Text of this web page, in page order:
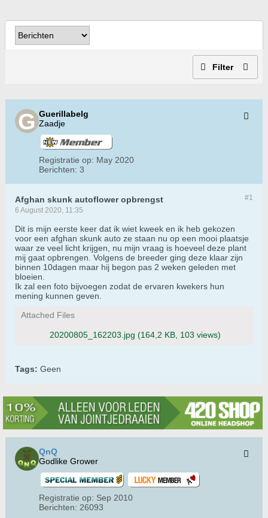
Filter
Guerillabelg
Zaadje
Registratie op: May 2020
Berichten: 3
#1
Afghan skunk autoflower opbrengst
6 August 2020, 11:35
Dit is mijn eerste keer dat ik wiet kweek en ik heb gekozen
voor een afghan skunk auto ze staan nu op een mooi plaatsje
waar ze veel licht krijgen, nu mijn vraag is hoeveel deze plant
mij gaat opbrengen. Volgens de breeder ging deze klaar zijn
binnen 10dagen maar hij begon pas 2 weken geleden met
bloeien.
Ik zal een foto bijvoegen zodat de ervaren kwekers hun
mening kunnen geven.
Attached Files
20200805_162203.jpg (164,2 KB, 103 views)
Tags: Geen
QnQ
Godlike Grower
Registratie op: Sep 2010
Berichten: 26093